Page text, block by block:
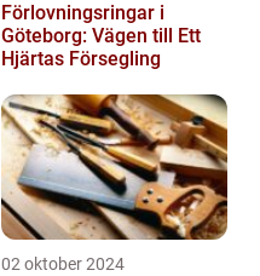
Förlovningsringar i
Göteborg: Vägen till Ett
Hjärtas Försegling
02 oktober 2024